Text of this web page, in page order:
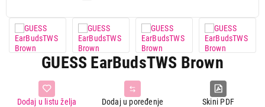
GUESS EarBudsTWS Brown
Skini PDF
Dodaj u poređenje
Dodaj u listu želja